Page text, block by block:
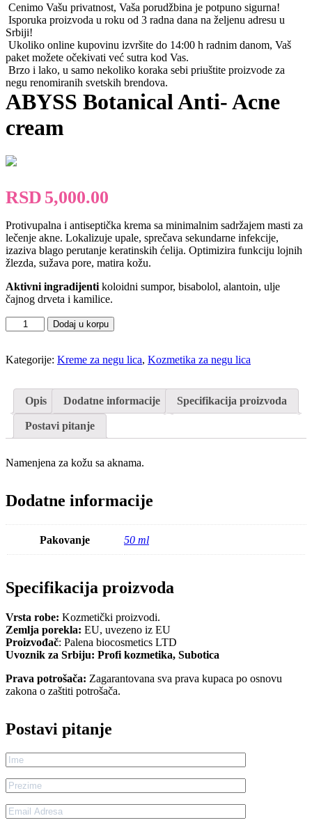
Cenimo Vašu privatnost, Vaša porudžbina je potpuno sigurna!
Isporuka proizvoda u roku od 3 radna dana na željenu adresu u
Srbiji!
Ukoliko online kupovinu izvršite do 14:00 h radnim danom, Vaš
paket možete očekivati već sutra kod Vas.
Brzo i lako, u samo nekoliko koraka sebi priuštite proizvode za
negu renomiranih svetskih brendova.
ABYSS Botanical Anti- Acne
cream
RSD 5,000.00
Protivupalna i antiseptička krema sa minimalnim sadržajem masti za
lečenje akne. Lokalizuje upale, sprečava sekundarne infekcije,
izaziva blago perutanje keratinskih ćelija. Optimizira funkciju lojnih
žlezda, sužava pore, matira kožu.
Aktivni ingradijenti koloidni sumpor, bisabolol, alantoin, ulje
čajnog drveta i kamilice.
ABYSS
Botanical
Acne
Dodaj u korpu
Kategorije: Kreme za negu lica, Kozmetika za negu lica
Opis Dodatne informacije Specifikacija proizvoda
Postavi pitanje
Namenjena za kožu sa aknama.
Dodatne informacije
Pakovanje 50 ml
Specifikacija proizvoda
Vrsta robe: Kozmetički proizvodi.
Zemlja porekla: EU, uvezeno iz EU
Proizvođač: Palena biocosmetics LTD
Uvoznik za Srbiju: Profi kozmetika, Subotica
Prava potrošača: Zagarantovana sva prava kupaca po osnovu
zakona o zaštiti potrošača.
Postavi pitanje